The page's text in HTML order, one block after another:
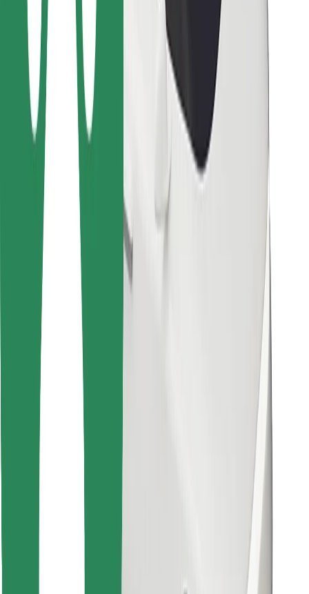
Bolt Food
Para gestores de frota
Para restaurantes
Bolt for Business
Outros
Fornecedores
Termos & Condições
Segurança
Uma viagem em poucos minutos!
Instalar app da Bolt
Encontra o teu prato favorito!